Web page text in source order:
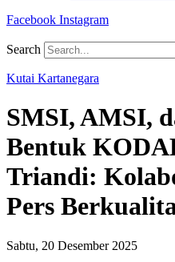
Facebook Instagram
Search
Kutai Kartanegara
SMSI, AMSI,
Bentuk
Triandi:
Pers
Sabtu, 20 Desember 2025